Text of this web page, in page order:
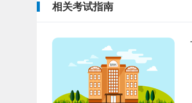
相关考试指南